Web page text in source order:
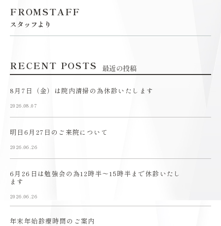
FROMSTAFF
スタッフより
RECENT POSTS 最近の投稿
8月7日（金）は院内清掃の為休診いたします
2026.08.07
明日6月27日のご来院について
2026.06.26
6月26日は勉強会の為12時半〜15時半まで休診いたし
ます
2026.06.26
年末年始診療時間のご案内